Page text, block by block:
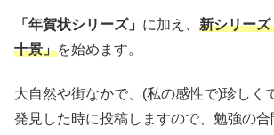
「年賀状シリーズ」 に加え、 新シリー
十景」を始めます。
大自然や街なかで、(私の感性で)珍しく
発見した時に投稿しますので、勉強の